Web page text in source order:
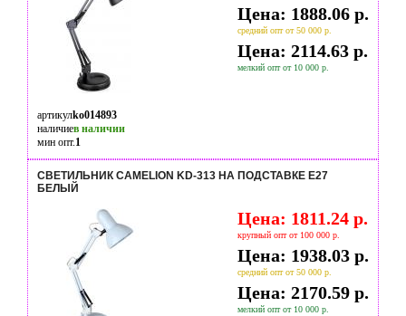
Цена: 1888.06 р.
средний опт от 50 000 р.
Цена: 2114.63 р.
мелкий опт от 10 000 р.
артикулko014893
наличиев наличии
мин опт.1
СВЕТИЛЬНИК CAMELION KD-313 НА ПОДСТАВКЕ E27
БЕЛЫЙ
Цена: 1811.24 р.
крупный опт от 100 000 р.
Цена: 1938.03 р.
средний опт от 50 000 р.
Цена: 2170.59 р.
мелкий опт от 10 000 р.